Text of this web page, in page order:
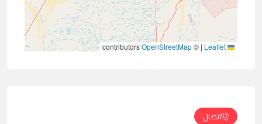
|
©
OpenStreetMap
اتصال